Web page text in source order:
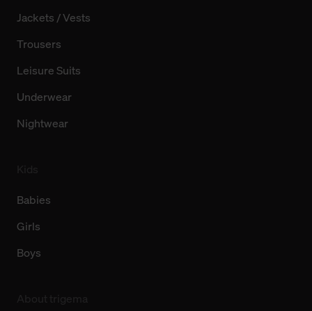
Jackets / Vests
Trousers
Leisure Suits
Underwear
Nightwear
Babies
Girls
Boys